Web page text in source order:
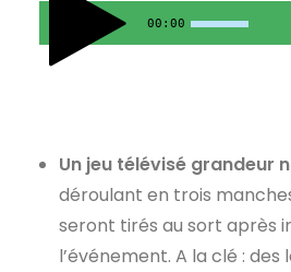
00:00
Un jeu télévisé grandeur
déroulant en trois
seront tirés au sort après
l’événement. A la clé : des